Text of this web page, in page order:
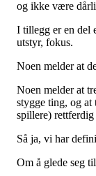
og ikke være
I tillegg er en del
utstyr, fokus.
Noen melder at
Noen melder at
stygge ting, og at
spillere)
Så ja, vi har
Om å glede seg